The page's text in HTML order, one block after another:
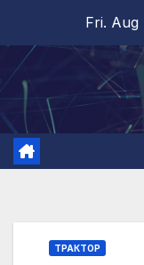
content
Fri. Aug
ТРАКТОР